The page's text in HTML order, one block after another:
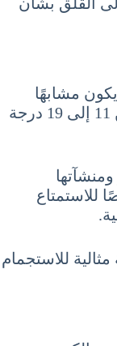
مشابهًا
للعاصمة، مع درجات حرارة تتراوح بين 11 إلى 19 درجة
ومنشآتها
للاستمتاع
للاستجمام